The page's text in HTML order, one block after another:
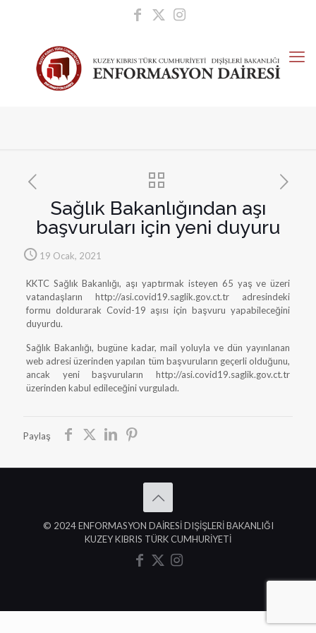
Sağlık Bakanlığından aşı
başvuruları için yeni duyuru
19 Ocak, 2021
KKTC Sağlık Bakanlığı, aşı yaptırmak isteyen 65 yaş ve üzeri
vatandaşların http://asi.covid19.saglik.gov.ct.tr adresindeki
formu doldurarak Covid-19 aşısı için başvuru yapabileceğini
duyurdu.
Sağlık Bakanlığı, bugüne kadar, mail yoluyla ve dün yayınlanan
web adresi üzerinden yapılan tüm başvuruların geçerli olduğunu,
ancak yeni başvuruların http://asi.covid19.saglik.gov.ct.tr
üzerinden kabul edileceğini vurguladı.
Paylaş
© 2024 ENFORMASYON DAİRESİ DIŞİŞLERİ BAKANLIĞI
KUZEY KIBRIS TÜRK CUMHURİYETİ